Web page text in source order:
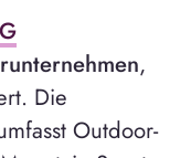
,
Die
Outdoor-